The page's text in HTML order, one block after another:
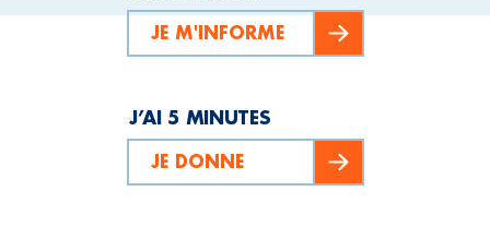
JE M'INFORME
J’AI 5 MINUTES
JE DONNE